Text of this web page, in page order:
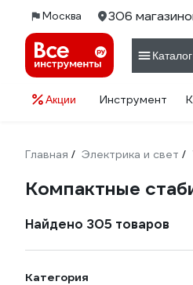
Москва 306
Каталог
Акции Инструмент
Главная / Электрика и свет /
Компактные
Найдено 305 товаров
Категория